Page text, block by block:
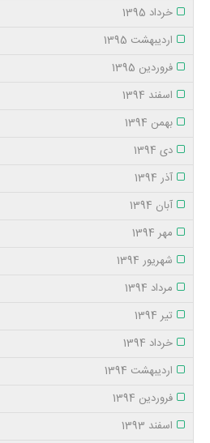
خرداد 1395
اردیبهشت 1395
فروردین 1395
اسفند 1394
بهمن 1394
دی 1394
آذر 1394
آبان 1394
مهر 1394
شهریور 1394
مرداد 1394
تیر 1394
خرداد 1394
اردیبهشت 1394
فروردین 1394
اسفند 1393